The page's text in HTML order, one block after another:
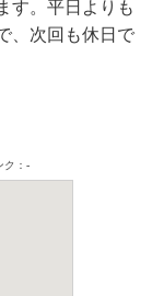
す。平日よりも
、次回も休日で